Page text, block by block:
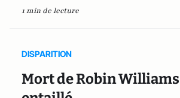
1 min de lecture
DISPARITION
Mort de Robin